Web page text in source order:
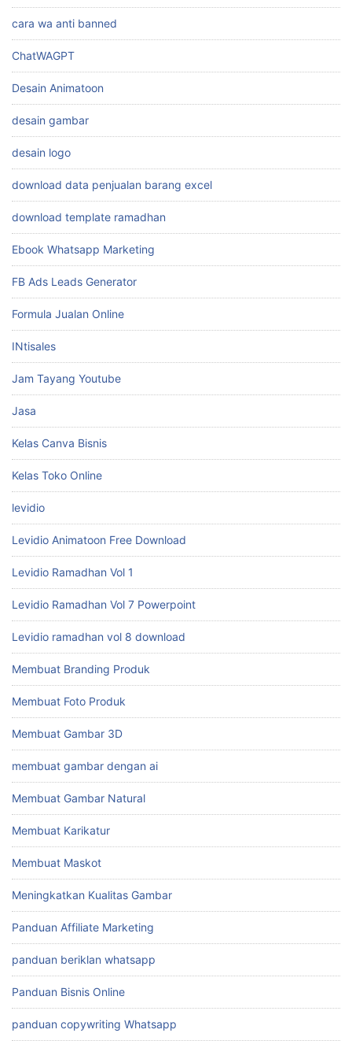
cara wa anti banned
ChatWAGPT
Desain Animatoon
desain gambar
desain logo
download data penjualan barang excel
download template ramadhan
Ebook Whatsapp Marketing
FB Ads Leads Generator
Formula Jualan Online
INtisales
Jam Tayang Youtube
Jasa
Kelas Canva Bisnis
Kelas Toko Online
levidio
Levidio Animatoon Free Download
Levidio Ramadhan Vol 1
Levidio Ramadhan Vol 7 Powerpoint
Levidio ramadhan vol 8 download
Membuat Branding Produk
Membuat Foto Produk
Membuat Gambar 3D
membuat gambar dengan ai
Membuat Gambar Natural
Membuat Karikatur
Membuat Maskot
Meningkatkan Kualitas Gambar
Panduan Affiliate Marketing
panduan beriklan whatsapp
Panduan Bisnis Online
panduan copywriting Whatsapp